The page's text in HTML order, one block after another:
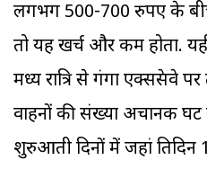
लगभग 500-700 रुपए के
तो यह खर्च और कम होता.
मध्य रात्र‍ि से गंगा एक्सप्रेसवे
वाहनों की संख्या अचानक घट
शुरुआती दिनों में जहां